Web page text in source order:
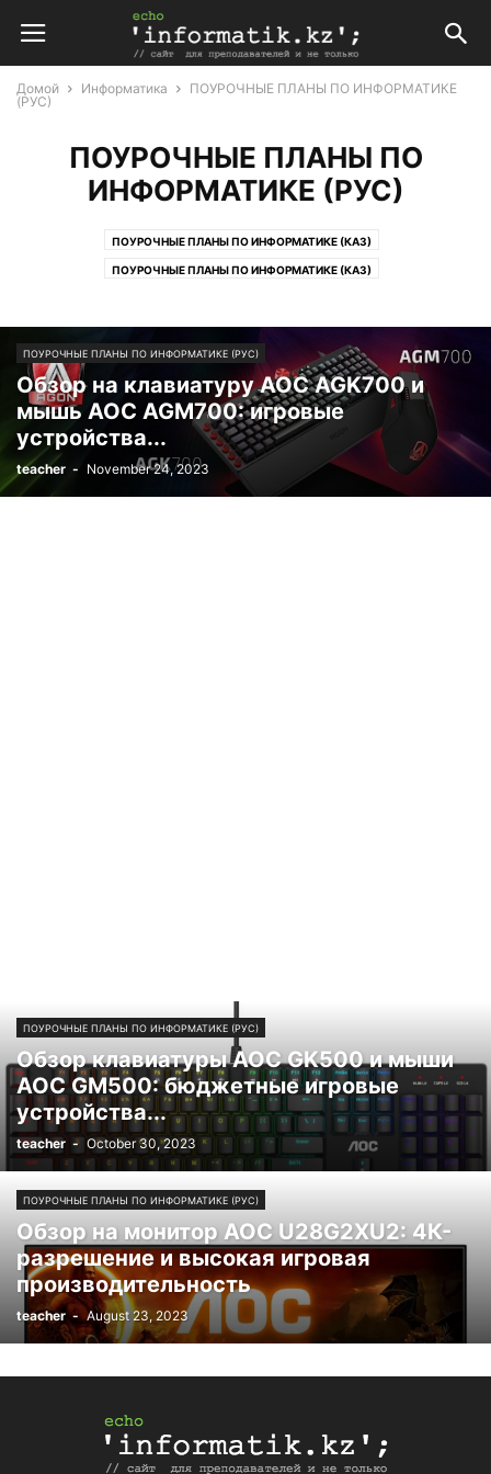
Домой Информатика
ПОУРОЧНЫЕ ПЛАНЫ ПО ИНФОРМАТИКЕ
(РУС)
ПОУРОЧНЫЕ ПЛАНЫ ПО
ИНФОРМАТИКЕ (РУС)
ПОУРОЧНЫЕ ПЛАНЫ ПО ИНФОРМАТИКЕ (КАЗ)
ПОУРОЧНЫЕ ПЛАНЫ ПО ИНФОРМАТИКЕ (КАЗ)
ПОУРОЧНЫЕ ПЛАНЫ ПО ИНФОРМАТИКЕ (РУС)
ПОУРОЧНЫЕ ПЛАНЫ ПО ИНФОРМАТИКЕ (РУС)
Обзор на клавиатуру AOC AGK700 и
мышь AOC AGM700: игровые
устройства...
teacher - November 24, 2023
ПОУРОЧНЫЕ ПЛАНЫ ПО ИНФОРМАТИКЕ (РУС)
Обзор клавиатуры AOC GK500 и мыши
AOC GM500: бюджетные игровые
устройства...
teacher - October 30, 2023
ПОУРОЧНЫЕ ПЛАНЫ ПО ИНФОРМАТИКЕ (РУС)
Обзор на монитор AOC U28G2XU2: 4К-
разрешение и высокая игровая
производительность
teacher - August 23, 2023